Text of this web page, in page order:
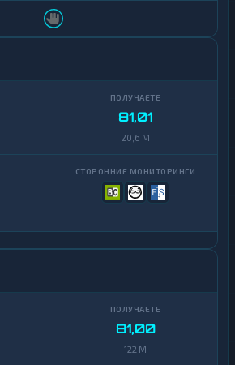
81,01
20,6 M
81,00
122 M